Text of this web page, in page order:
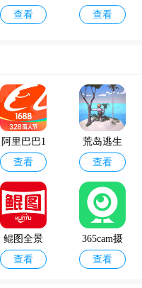
pp
查看
查看
阿里巴巴1
688货源批
发官方版
查看
荒岛逃生
模拟器最
新版
查看
鲲图全景
相机
查看
365cam摄
像头
查看